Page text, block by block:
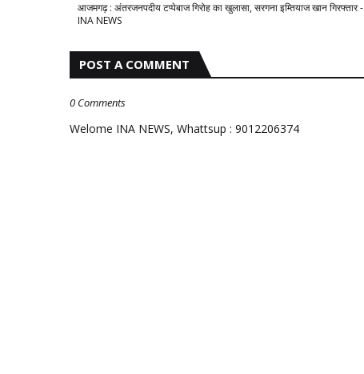
आजमगढ़ : अंतरजनपदीय टप्पेबाज गिरोह का खुलासा, सरगना इम्तियाज खान गिरफ्तार -
INA NEWS
POST A COMMENT
0 Comments
Welome INA NEWS, Whattsup : 9012206374